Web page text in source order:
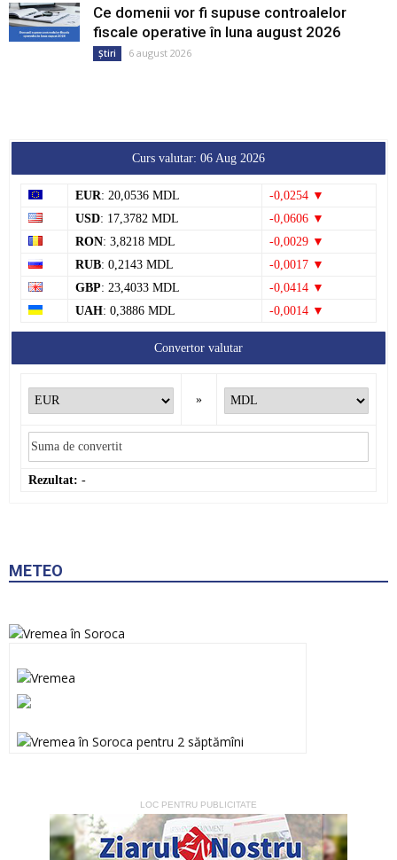
Ce domenii vor fi supuse controalelor
fiscale operative în luna august 2026
Știri 6 august 2026
Curs valutar: 06 Aug 2026
EUR: 20,0536 MDL
-0,0254 ▼
USD: 17,3782 MDL
-0,0606 ▼
RON: 3,8218 MDL
-0,0029 ▼
RUB: 0,2143 MDL
-0,0017 ▼
GBP: 23,4033 MDL
-0,0414 ▼
UAH: 0,3886 MDL -0,0014 ▼
Convertor valutar
»
Rezultat: -
METEO
LOC PENTRU PUBLICITATE